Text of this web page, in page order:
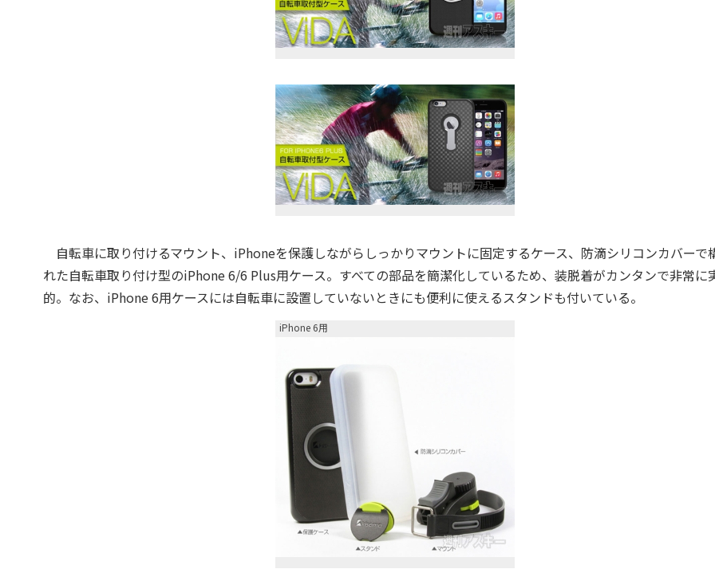
自転車に取り付けるマウント、iPhoneを保護しながらしっかりマウントに固定するケース、防滴シリコンカバーで
れた自転車取り付け型のiPhone 6/6 Plus用ケース。すべての部品を簡潔化しているため、装脱着がカンタンで非常に
的。なお、iPhone 6用ケースには自転車に設置していないときにも便利に使えるスタンドも付いている。
iPhone 6用